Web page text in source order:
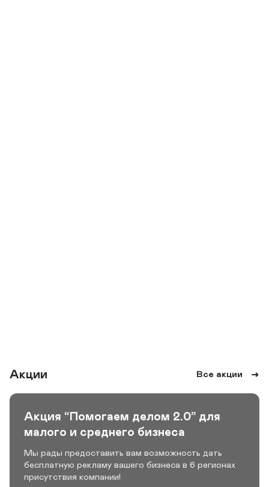
Акции Все акции
Акция “Помогаем делом 2.0” для
малого и среднего бизнеса
Мы рады предоставить вам возможность дать
бесплатную рекламу вашего бизнеса в 6 регионах
присутствия компании!